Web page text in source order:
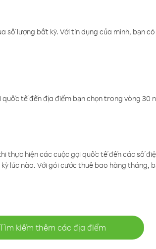
lượng bất kỳ. Với tín dụng của mình, bạn
tế đến địa điểm bạn chọn trong vòng 30
thực hiện các cuộc gọi quốc tế đến các số
lúc nào. Với gói cước thuê bao hàng tháng,
kiếm thêm các địa điểm